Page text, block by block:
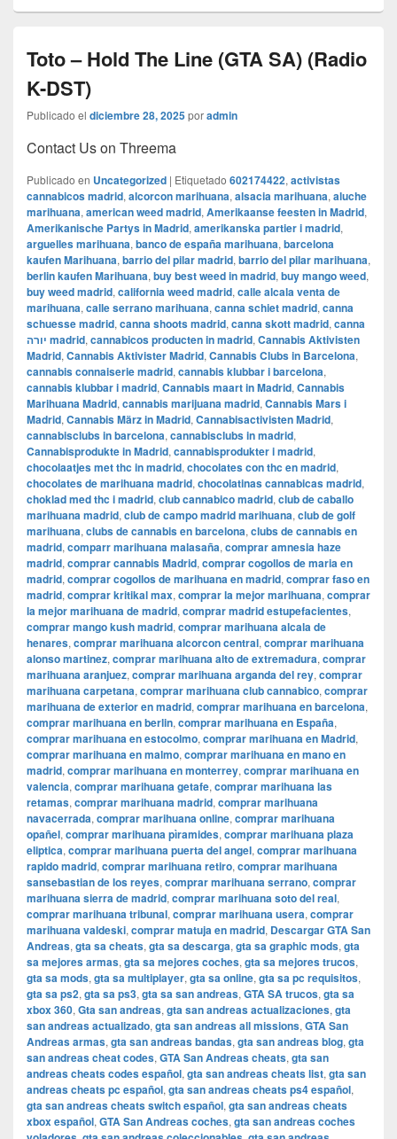
Toto – Hold The Line (GTA SA) (Radio
K-DST)
Publicado el diciembre 28, 2025poradmin
Contact Us on Threema
Publicado en Uncategorized | Etiquetado 602174422, activistas
cannabicos madrid, alcorcon marihuana, alsacia marihuana, aluche
marihuana, american weed madrid, Amerikaanse feesten in Madrid,
Amerikanische Partys in Madrid, amerikanska partier i madrid,
arguelles marihuana, banco de españa marihuana, barcelona
kaufen Marihuana, barrio del pilar madrid, barrio del pilar marihuana,
berlin kaufen Marihuana, buy best weed in madrid, buy mango weed,
buy weed madrid, california weed madrid, calle alcala venta de
marihuana, calle serrano marihuana, canna schiet madrid, canna
schuesse madrid, canna shoots madrid, canna skott madrid, canna
יורה madrid, cannabicos producten in madrid, Cannabis Aktivisten
Madrid, Cannabis Aktivister Madrid, Cannabis Clubs in Barcelona,
cannabis connaiserie madrid, cannabis klubbar i barcelona,
cannabis klubbar i madrid, Cannabis maart in Madrid, Cannabis
Marihuana Madrid, cannabis marijuana madrid, Cannabis Mars i
Madrid, Cannabis März in Madrid, Cannabisactivisten Madrid,
cannabisclubs in barcelona, cannabisclubs in madrid,
Cannabisprodukte in Madrid, cannabisprodukter i madrid,
chocolaatjes met thc in madrid, chocolates con thc en madrid,
chocolates de marihuana madrid, chocolatinas cannabicas madrid,
choklad med thc i madrid, club cannabico madrid, club de caballo
marihuana madrid, club de campo madrid marihuana, club de golf
marihuana, clubs de cannabis en barcelona, clubs de cannabis en
madrid, comparr marihuana malasaña, comprar amnesia haze
madrid, comprar cannabis Madrid, comprar cogollos de maria en
madrid, comprar cogollos de marihuana en madrid, comprar faso en
madrid, comprar kritikal max, comprar la mejor marihuana, comprar
la mejor marihuana de madrid, comprar madrid estupefacientes,
comprar mango kush madrid, comprar marihuana alcala de
henares, comprar marihuana alcorcon central, comprar marihuana
alonso martinez, comprar marihuana alto de extremadura, comprar
marihuana aranjuez, comprar marihuana arganda del rey, comprar
marihuana carpetana, comprar marihuana club cannabico, comprar
marihuana de exterior en madrid, comprar marihuana en barcelona,
comprar marihuana en berlin, comprar marihuana en España,
comprar marihuana en estocolmo, comprar marihuana en Madrid,
comprar marihuana en malmo, comprar marihuana en mano en
madrid, comprar marihuana en monterrey, comprar marihuana en
valencia, comprar marihuana getafe, comprar marihuana las
retamas, comprar marihuana madrid, comprar marihuana
navacerrada, comprar marihuana online, comprar marihuana
opañel, comprar marihuana pìramides, comprar marihuana plaza
eliptica, comprar marihuana puerta del angel, comprar marihuana
rapido madrid, comprar marihuana retiro, comprar marihuana
sansebastian de los reyes, comprar marihuana serrano, comprar
marihuana sierra de madrid, comprar marihuana soto del real,
comprar marihuana tribunal, comprar marihuana usera, comprar
marihuana valdeski, comprar matuja en madrid, Descargar GTA San
Andreas, gta sa cheats, gta sa descarga, gta sa graphic mods, gta
sa mejores armas, gta sa mejores coches, gta sa mejores trucos,
gta sa mods, gta sa multiplayer, gta sa online, gta sa pc requisitos,
gta sa ps2, gta sa ps3, gta sa san andreas, GTA SA trucos, gta sa
xbox 360, Gta san andreas, gta san andreas actualizaciones, gta
san andreas actualizado, gta san andreas all missions, GTA San
Andreas armas, gta san andreas bandas, gta san andreas blog, gta
san andreas cheat codes, GTA San Andreas cheats, gta san
andreas cheats codes español, gta san andreas cheats list, gta san
andreas cheats pc español, gta san andreas cheats ps4 español,
gta san andreas cheats switch español, gta san andreas cheats
xbox español, GTA San Andreas coches, gta san andreas coches